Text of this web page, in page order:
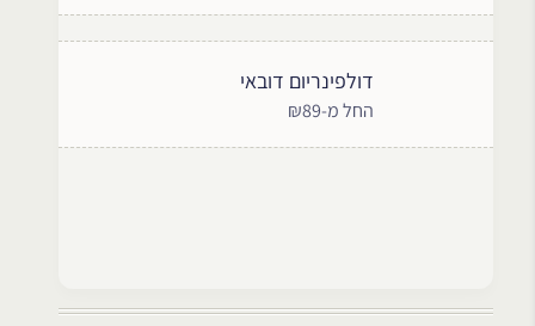
דולפינריום דובאי
החל מ-₪89